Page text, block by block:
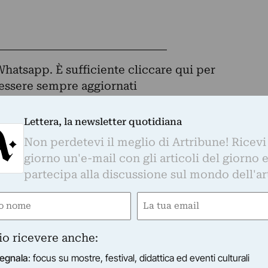
È sufficiente cliccare qui per
sempre aggiornati
di Artribune! Ricevi ogni giorno un'e-mail con
alla discussione sul mondo dell'arte.
su mostre, festival, didattica ed eventi culturali
sul mercato dell'arte
Lettera, la newsletter quotidiana
Non perdetevi il meglio di Artribune! Ricevi
giorno un'e-mail con gli articoli del giorno e
partecipa alla discussione sul mondo
Email
ricevere anche:
: focus su mostre, festival, didattica ed eventi culturali